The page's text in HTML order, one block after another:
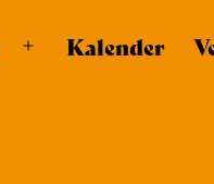
MenüKalender